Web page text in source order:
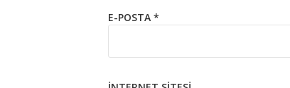
E-POSTA *